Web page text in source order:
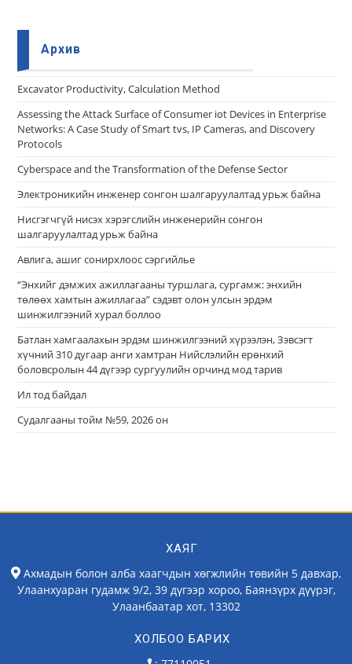
Архив
Еxcavator Productivity, Calculation Method
Assessing the Attack Surface of Consumer iot Devices in Enterprise
Networks: A Case Study of Smart tvs, IP Cameras, and Discovery
Protocols
Cyberspace and the Transformation of the Defense Sector
Электроникийн инженер сонгон шалгаруулалтад урьж байна
Нисгэгчгүй нисэх хэрэгслийн инженерийн сонгон
шалгаруулалтад урьж байна
Авлига, ашиг сонирхлоос сэргийлье
“Энхийг дэмжих ажиллагааны туршлага, сургамж: энхийн
төлөөх хамтын ажиллагаа” сэдэвт олон улсын эрдэм
шинжилгээний хурал боллоо
Батлан хамгаалахын эрдэм шинжилгээний хүрээлэн, Зэвсэгт
хүчний 310 дугаар анги хамтран Нийслэлийн ерөнхий
боловсролын 44 дүгээр сургуулийн орчинд мод тарив
Ил тод байдал
Судалгааны тойм №59, 2026 он
ХАЯГ
Ахмадын болон алба хаагчдын хөгжлийн төвийн 5 давхар,
Улаанхуаран гудамж 9/2, 39 дүгээр хороо, Баянзүрх дүүрэг,
Улаанбаатар хот, 13302
ХОЛБОО БАРИХ